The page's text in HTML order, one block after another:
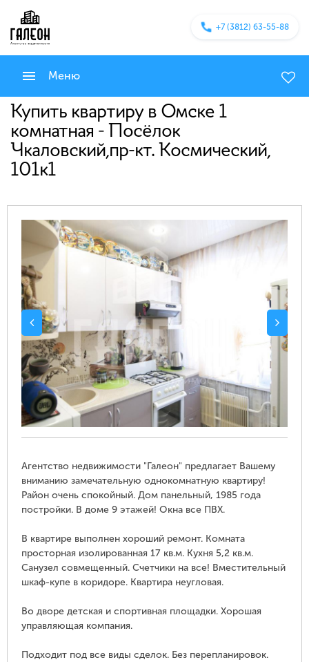
+7 (3812) 63-55-88
Меню
Купить квартиру в Омске 1
комнатная - Посёлок
Чкаловский,пр-кт. Космический,
101к1
Агентство недвижимости "Галеон" предлагает Вашему
вниманию замечательную однокомнатную квартиру!
Район очень спокойный. Дом панельный, 1985 года
постройки. В доме 9 этажей! Окна все ПВХ.
В квартире выполнен хороший ремонт. Комната
просторная изолированная 17 кв.м. Кухня 5,2 кв.м.
Санузел совмещенный. Счетчики на все! Вместительный
шкаф-купе в коридоре. Квартира неугловая.
Во дворе детская и спортивная площадки. Хорошая
управляющая компания.
Подходит под все виды сделок. Без перепланировок.